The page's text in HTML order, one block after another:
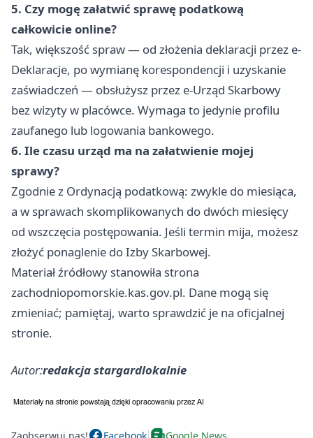
5. Czy mogę załatwić sprawę podatkową
całkowicie online?
Tak, większość spraw — od złożenia deklaracji przez e-
Deklaracje, po wymianę korespondencji i uzyskanie
zaświadczeń — obsłużysz przez e-Urząd Skarbowy
bez wizyty w placówce. Wymaga to jedynie profilu
zaufanego lub logowania bankowego.
6. Ile czasu urząd ma na załatwienie mojej
sprawy?
Zgodnie z Ordynacją podatkową: zwykle do miesiąca,
a w sprawach skomplikowanych do dwóch miesięcy
od wszczęcia postępowania. Jeśli termin mija, możesz
złożyć ponaglenie do Izby Skarbowej.
Materiał źródłowy stanowiła strona
zachodniopomorskie.kas.gov.pl. Dane mogą się
zmieniać; pamiętaj, warto sprawdzić je na oficjalnej
stronie.
Autor:redakcja stargardlokalnie
Zaobserwuj nas! Facebook Google News